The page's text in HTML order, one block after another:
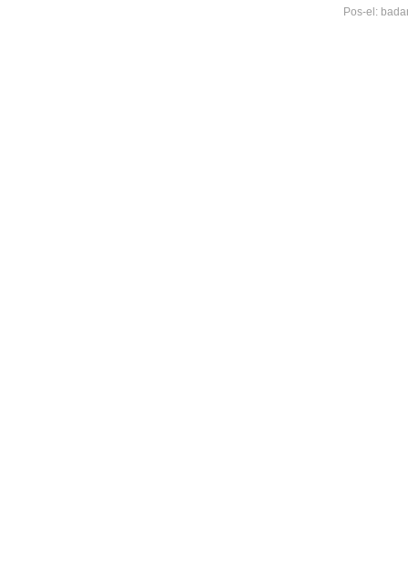
Pos-el: